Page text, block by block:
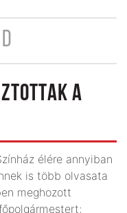
A
élére annyiban
is több olvasata
meghozott